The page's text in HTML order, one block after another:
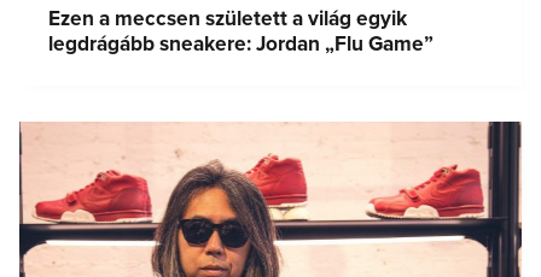
Ezen a meccsen született a világ egyik
legdrágább sneakere: Jordan „Flu Game”